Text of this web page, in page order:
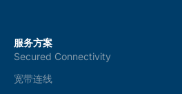
服务方案
Secured Connectivity
宽带连线